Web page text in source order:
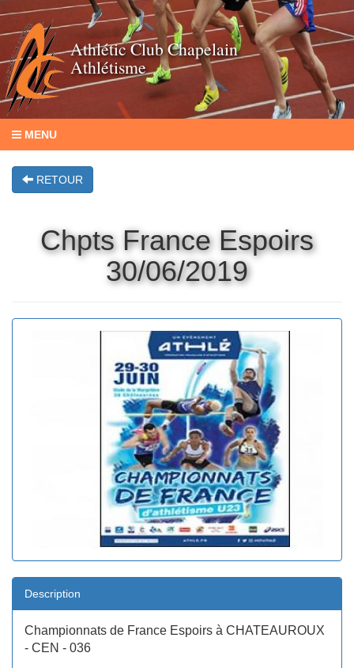
Athlétic Club Chapelain
Athlétisme
MENU
RETOUR
Chpts France Espoirs
30/06/2019
Description
Championnats de France Espoirs à CHATEAUROUX
- CEN - 036